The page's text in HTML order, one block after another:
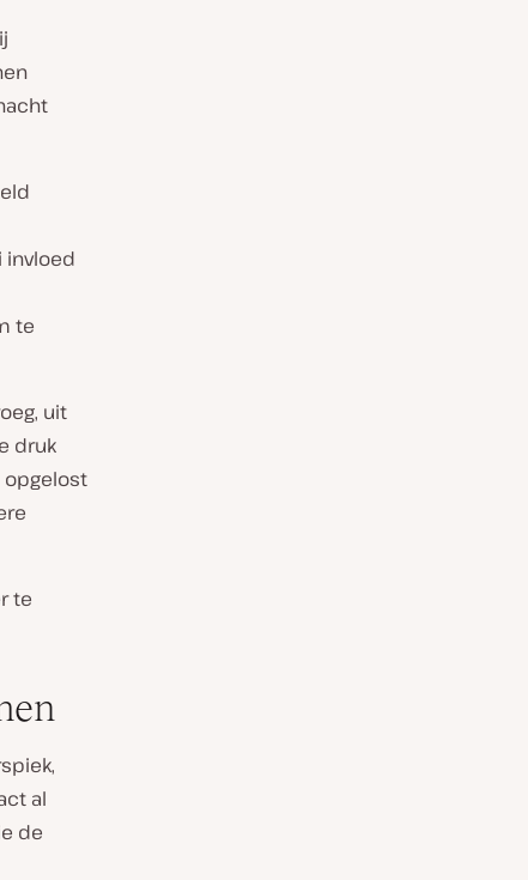
invloed
te
uit
druk
opgelost
te
al
de